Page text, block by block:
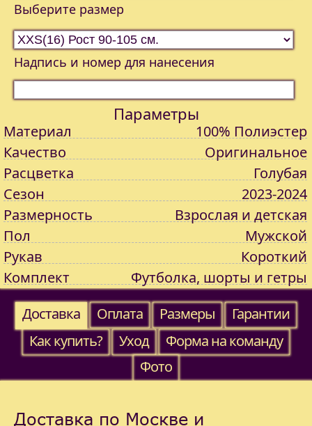
Выберите размер
Надпись и номер для нанесения
Параметры
Материал
100% Полиэстер
Качество
Оригинальное
Расцветка
Голубая
Сезон
2023-2024
Размерность
Взрослая и детская
Пол
Мужской
Рукав
Короткий
Комплект
Футболка, шорты и гетры
Доставка
Оплата Размеры
Гарантии
Как купить?
Уход
Форма на команду
Фото
Доставка по Москве и